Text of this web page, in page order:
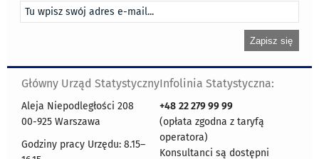
Główny Urząd Statystyczny
Aleja Niepodległości 208
00-925 Warszawa
Godziny pracy Urzędu: 8.15–
Infolinia Statystyczna:
+48 22 279 99 99
(opłata zgodna z taryfą
operatora)
Konsultanci są dostępni